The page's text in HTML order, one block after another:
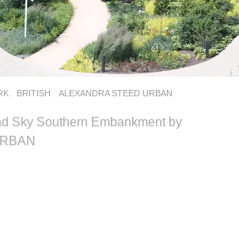
BRITISH ALEXANDRA STEED URBAN
Sky Southern Embankment by